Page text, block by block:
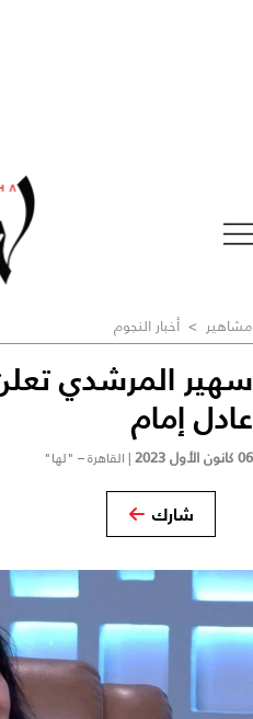
مشاهير > أخبار النجوم
سهير المرشدي
عادل إمام
06 كانون الأول 2023 | القاهرة – "لها"
شارك